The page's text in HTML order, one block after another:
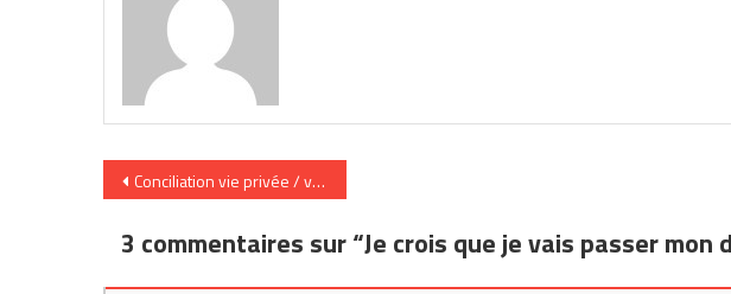
Navigation
de
l’article
Conciliation vie privée / vie pro : témoignage de Fabrice
3 commentaires sur “Je crois que je vais passer mon